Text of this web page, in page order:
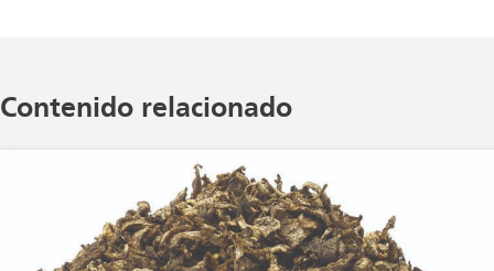
Contenido relacionado